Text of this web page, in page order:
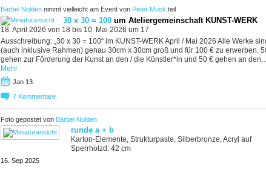
Bärbel Noldennimmt vielleicht am Event von Peter Mück teil
30 x 30 = 100um Ateliergemeinschaft KUNST-WERK
18. April 2026 von 18 bis 10. Mai 2026 um 17
Ausschreibung: „30 x 30 = 100“ im KUNST-WERK April / Mai 2026 Alle Werke
(auch inklusive Rahmen) genau 30cm x 30cm groß und für 100 € zu erwerben.
gehen zur Förderung der Kunst an den / die Künstler*in und 50 € gehen an
Mehr
Jan 13
7 Kommentare
Foto gepostet von Bärbel Nolden
runde a + b
Karton-Elemente, Strukturpaste, Silberbronze, Acryl auf
Sperrholzd: 42 cm
16. Sep 2025